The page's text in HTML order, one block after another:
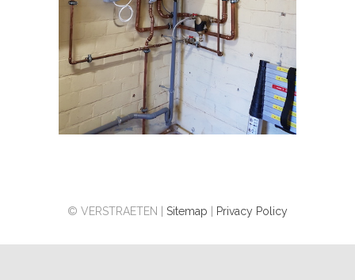
© VERSTRAETEN | Sitemap Privacy Policy